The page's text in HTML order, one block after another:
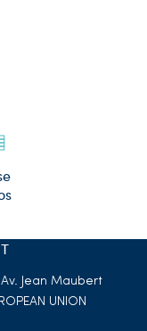
Jean Maubert
UNION